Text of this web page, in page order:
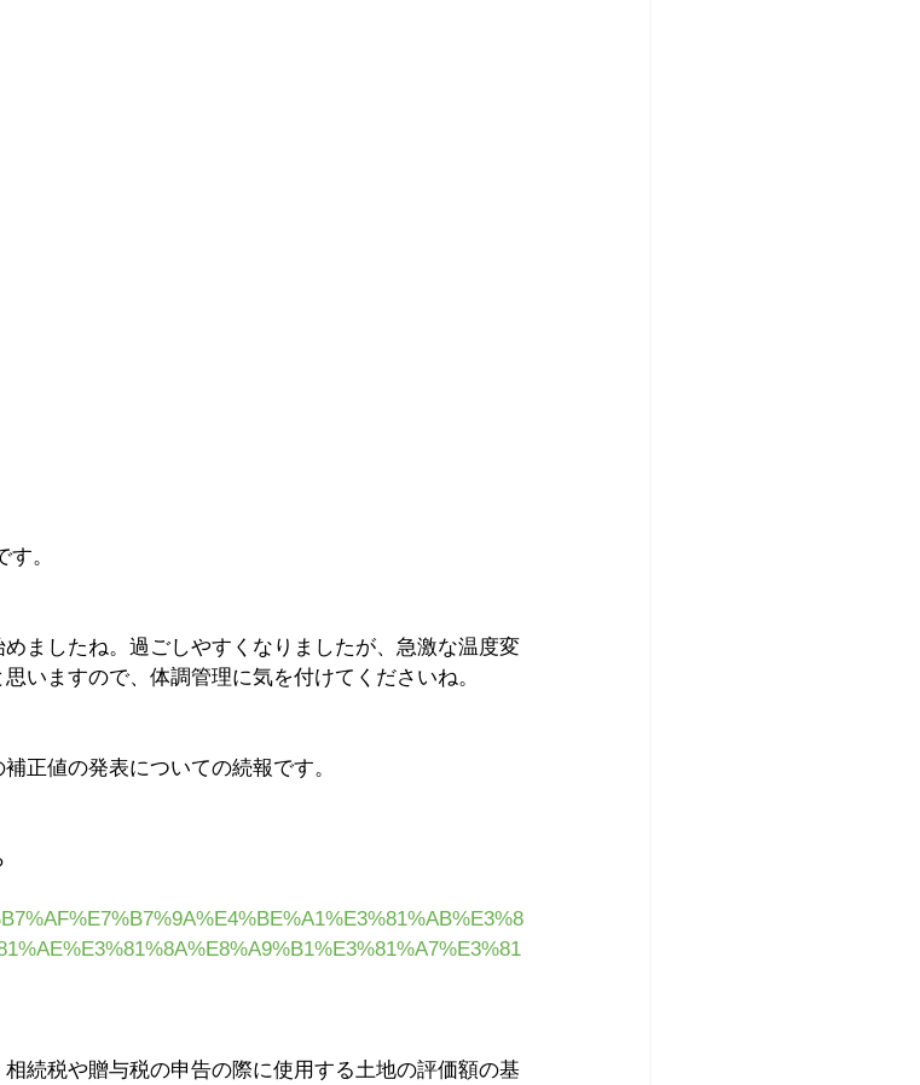
。
ましたね。過ごしやすくなりましたが、急激な温度変
いますので、体調管理に気を付けてくださいね。
正値の発表についての続報です。
続税や贈与税の申告の際に使用する土地の評価額の基